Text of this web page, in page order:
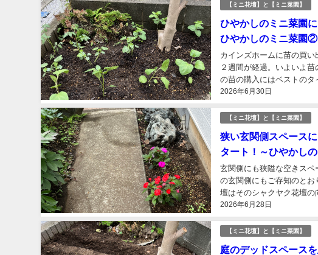
【ミニ花壇】と【ミニ菜園】
ひやかしのミニ菜園
ひやかしのミニ菜園②
2026年6月30日
カインズホームに苗の買
２週間が経過。いよいよ
の苗の購入にはベストのタ
ムに買い出しに行って、そ
【ミニ花壇】と【ミニ菜園】
狭い玄関側スペース
タート！～ひやかし
2026年6月28日
玄関側にも狭隘な空きスペ
の玄関側にもご存知のと
壇はそのシャクヤク花壇の
ここには亡き父が若い頃に
【ミニ花壇】と【ミニ菜園】
庭のデッドスペース